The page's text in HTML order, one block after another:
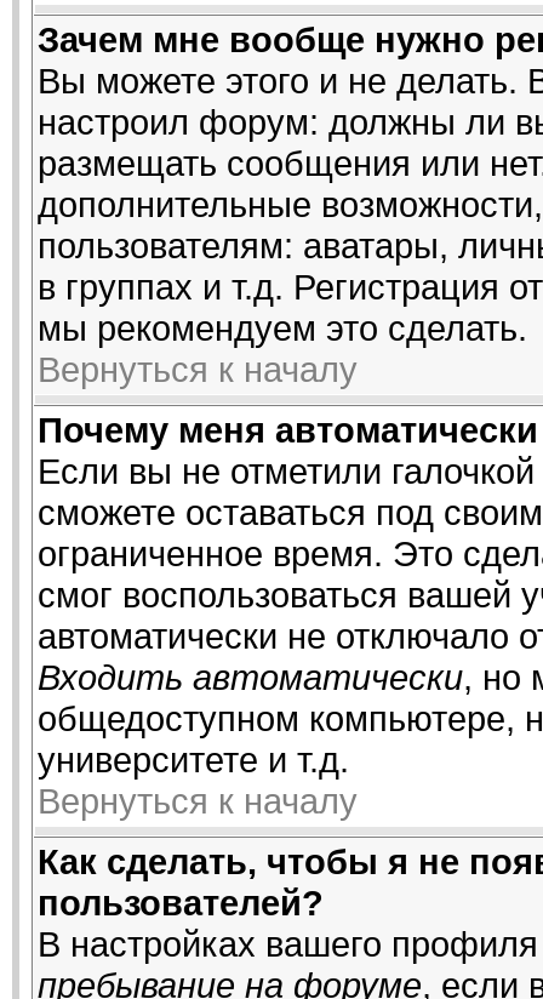
Зачем мне вообще нужно
Вы можете этого и не делать.
настроил форум: должны ли
размещать сообщения или
дополнительные
пользователям: аватары,
в группах и т.д. Регистрация
мы рекомендуем это сделать.
Вернуться к началу
Почему меня
Если вы не отметили
сможете оставаться под
ограниченное время. Это
смог воспользоваться вашей
автоматически не отключало
Входить автоматически, но
общедоступном компьютере,
университете и т.д.
Вернуться к началу
Как сделать, чтобы я не
пользователей?
В настройках вашего
пребывание на форуме, если